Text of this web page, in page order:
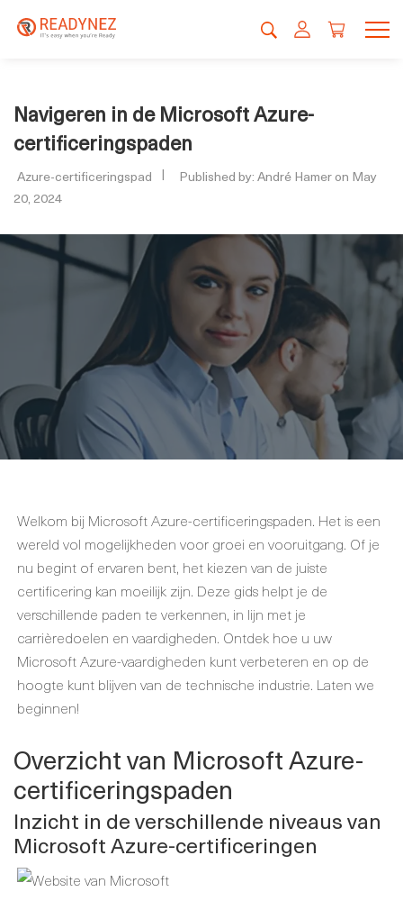
Navigeren in de Microsoft Azure-
certificeringspaden
Azure-certificeringspad
Published by: André Hamer on May
20, 2024
Welkom bij Microsoft Azure-certificeringspaden. Het is een
wereld vol mogelijkheden voor groei en vooruitgang. Of je
nu begint of ervaren bent, het kiezen van de juiste
certificering kan moeilijk zijn. Deze gids helpt je de
verschillende paden te verkennen, in lijn met je
carrièredoelen en vaardigheden. Ontdek hoe u uw
Microsoft Azure-vaardigheden kunt verbeteren en op de
hoogte kunt blijven van de technische industrie. Laten we
beginnen!
Overzicht van Microsoft Azure-
certificeringspaden
Inzicht in de verschillende niveaus van
Microsoft Azure-certificeringen